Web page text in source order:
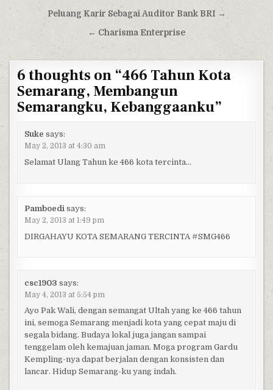
Post navigation
Peluang Karir Sebagai Auditor Bank BRI →
← Charisma Enterprise
6 thoughts on “466 Tahun Kota
Semarang, Membangun
Semarangku, Kebanggaanku”
Suke says:
May 2, 2013 at 4:30 am
Selamat Ulang Tahun ke 466 kota tercinta…
Pamboedi says:
May 2, 2013 at 1:49 pm
DIRGAHAYU KOTA SEMARANG TERCINTA #SMG466
csc1903 says:
May 4, 2013 at 5:54 pm
Ayo Pak Wali, dengan semangat Ultah yang ke 466 tahun
ini, semoga Semarang menjadi kota yang cepat maju di
segala bidang. Budaya lokal juga jangan sampai
tenggelam oleh kemajuan jaman. Moga program Gardu
Kempling-nya dapat berjalan dengan konsisten dan
lancar. Hidup Semarang-ku yang indah.